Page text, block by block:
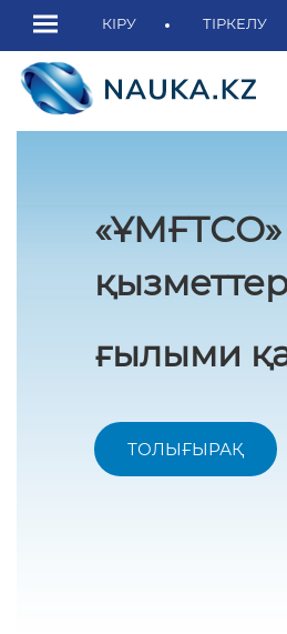
КІРУ ТІРКЕЛУ
«ҰМҒТСО»
ғылыми
ТОЛЫҒЫРАҚ